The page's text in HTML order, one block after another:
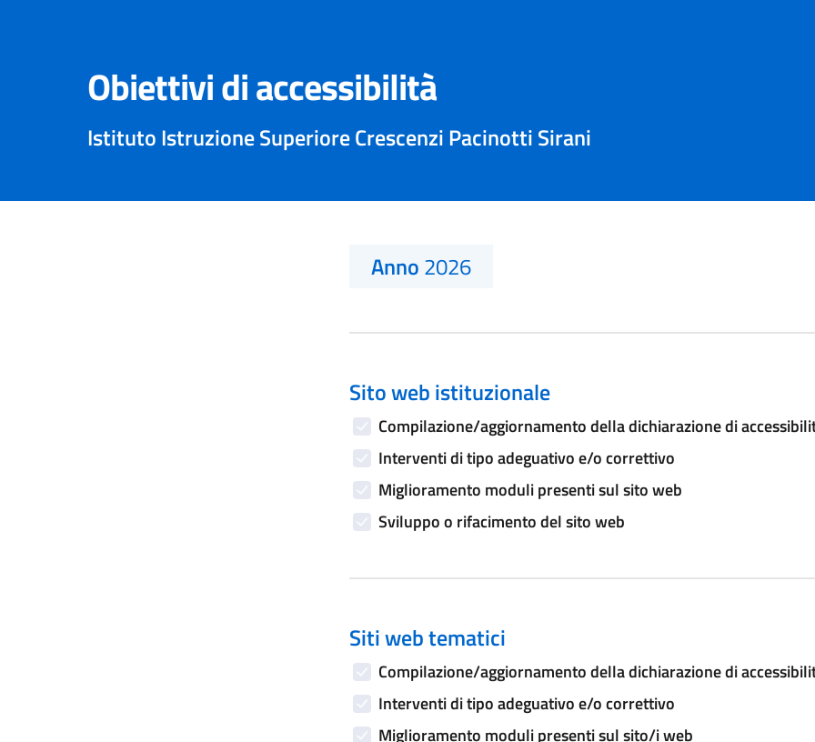
Obiettivi di accessibilità
Istituto Istruzione Superiore Crescenzi Pacinotti Sirani
Anno2026
Sito web istituzionale
Compilazione/aggiornamento della dichiarazione di
Interventi di tipo adeguativo e/o correttivo
Miglioramento moduli presenti sul sito web
Sviluppo o rifacimento del sito web
Siti web tematici
Compilazione/aggiornamento della dichiarazione di
Interventi di tipo adeguativo e/o correttivo
Miglioramento moduli presenti sul sito/i web